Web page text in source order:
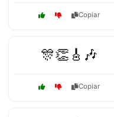
Copiar
🎊👏🎸🎶
Copiar